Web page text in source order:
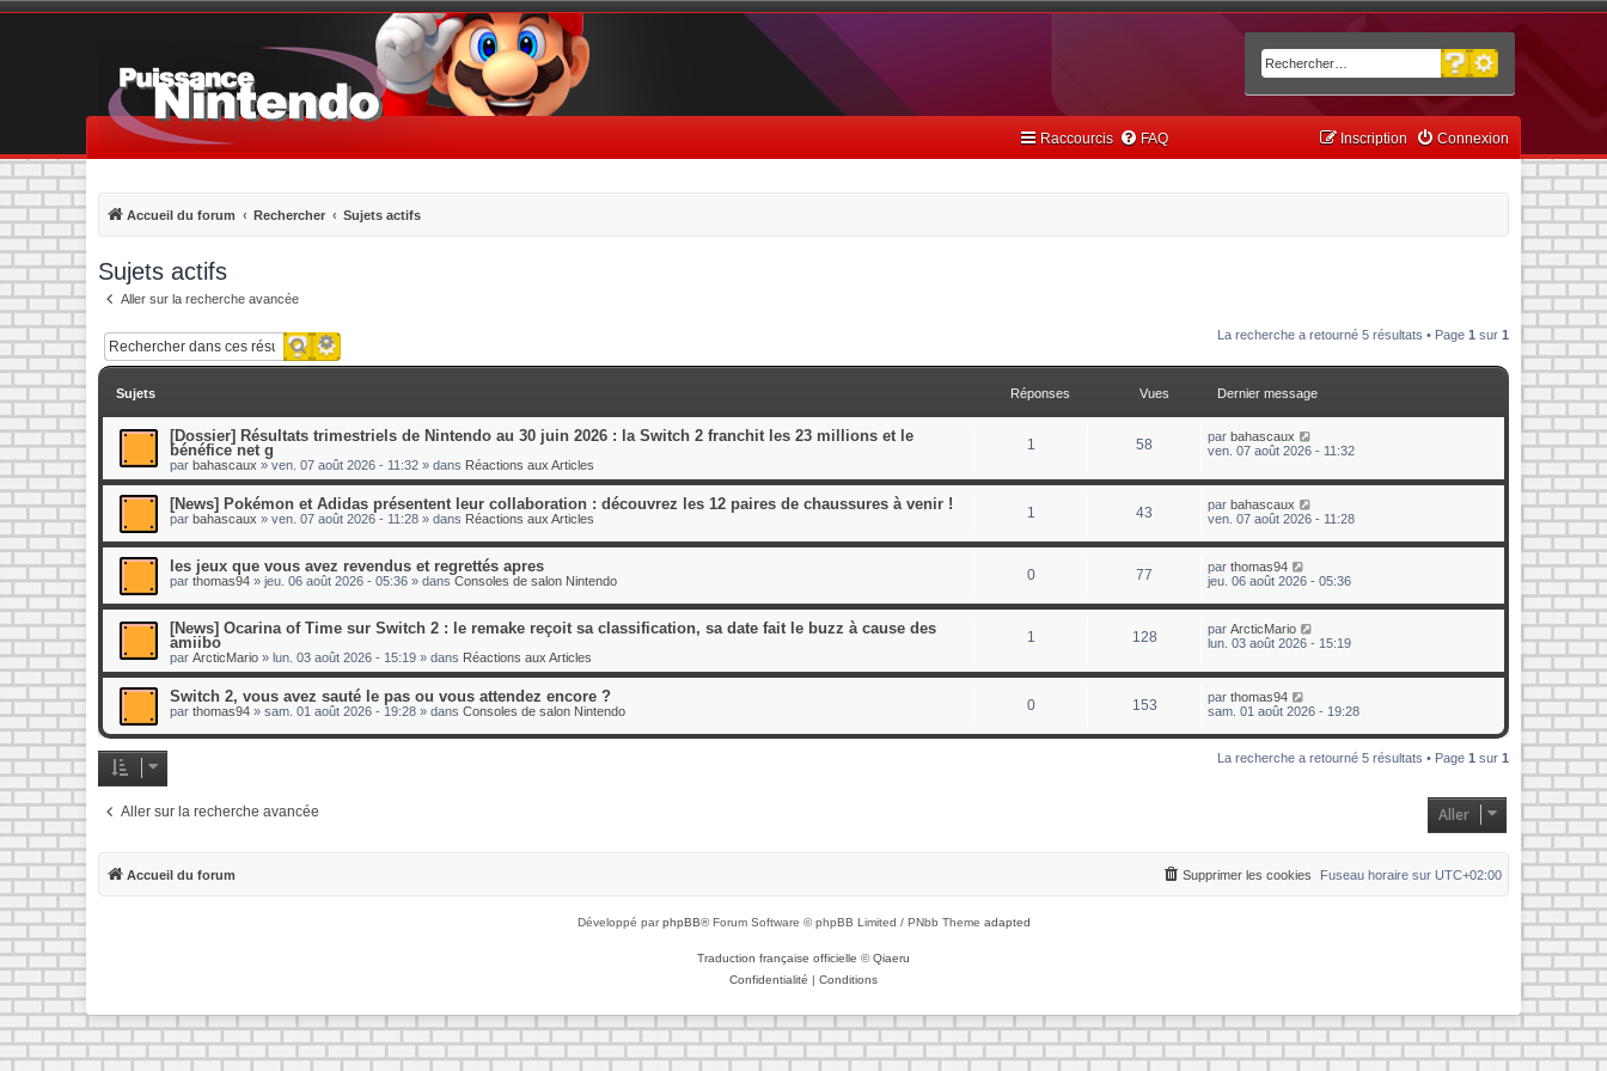
Rechercher
Recherche avancée
Raccourcis FAQ Connexion
Inscription
Accueil du forum Rechercher Sujets actifs
Sujets actifs
Aller sur la recherche avancée
Rechercher
Recherche avancée La recherche a retourné 5 résultats • Page 1 sur 1
Sujets Réponses Vues Dernier message
[Dossier] Résultats trimestriels de Nintendo au 30 juin 2026 : la Switch 2 franchit les 23 millions et le
bénéfice net g
par bahascaux » ven. 07 août 2026 - 11:32 » dans Réactions aux Articles
1 58 par bahascaux
ven. 07 août 2026 - 11:32
[News] Pokémon et Adidas présentent leur collaboration : découvrez les 12 paires de chaussures à venir !
par bahascaux » ven. 07 août 2026 - 11:28 » dans Réactions aux Articles 1 43 par bahascaux
ven. 07 août 2026 - 11:28
les jeux que vous avez revendus et regrettés apres
par thomas94 » jeu. 06 août 2026 - 05:36 » dans Consoles de salon Nintendo 0 77 par thomas94
jeu. 06 août 2026 - 05:36
[News] Ocarina of Time sur Switch 2 : le remake reçoit sa classification, sa date fait le buzz à cause des
amiibo
par ArcticMario » lun. 03 août 2026 - 15:19 » dans Réactions aux Articles
1 128 par ArcticMario
lun. 03 août 2026 - 15:19
Switch 2, vous avez sauté le pas ou vous attendez encore ?
par thomas94 » sam. 01 août 2026 - 19:28 » dans Consoles de salon Nintendo 0 153 par thomas94
sam. 01 août 2026 - 19:28
La recherche a retourné 5 résultats • Page 1 sur 1
Aller sur la recherche avancée Aller
Accueil du forum Fuseau horaire sur UTC+02:00
Supprimer les cookies
Développé parphpBB® Forum Software © phpBB Limited / PNbb Theme adapted
Traduction française officielle ©Qiaeru
Confidentialité | Conditions